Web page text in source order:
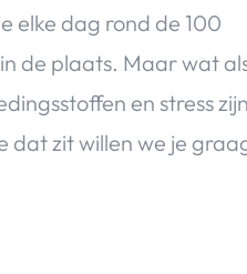
elke dag rond de 100
de plaats. Maar wat
en stress zijn
dat zit willen we je